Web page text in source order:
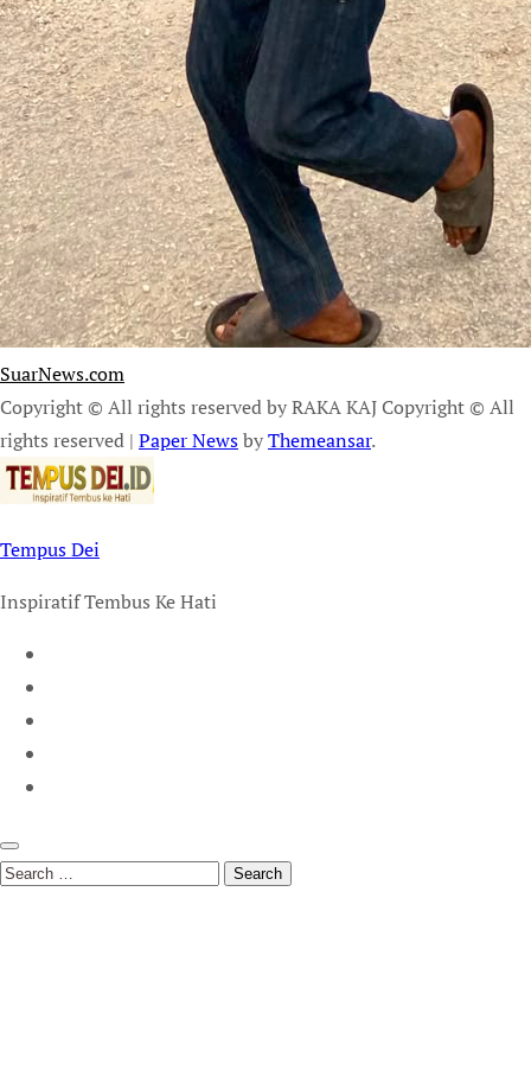
SuarNews.com
Copyright © All rights reserved by RAKA KAJ Copyright © All
rights reserved | Paper NewsbyThemeansar.
Tempus Dei
Inspiratif Tembus Ke Hati
Search